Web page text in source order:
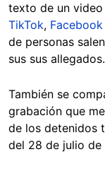
texto de un
TikTok, Facebook
de personas
sus sus allegados.
También se
grabación que
de los detenidos
del 28 de julio de